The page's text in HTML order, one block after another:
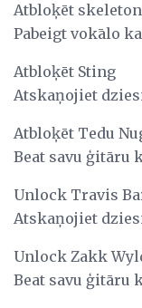
Atbloķēt
Pabeigt vokālo
Atbloķēt Sting
Atskaņojiet
Atbloķēt Tedu
Beat savu ģitāru
Unlock Travis
Atskaņojiet
Unlock Zakk
Beat savu ģitāru